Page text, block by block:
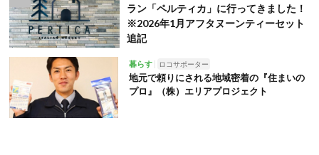
ラン「ペルティカ」に行ってきました！
※2026年1月アフタヌーンティーセット
追記
暮らす ロコサポーター
地元で頼りにされる地域密着の『住まいの
プロ』（株）エリアプロジェクト